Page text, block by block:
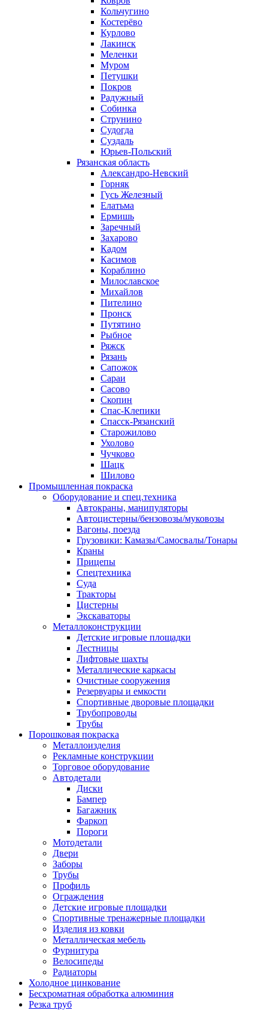
Кольчугино
Костерёво
Курлово
Лакинск
Меленки
Муром
Петушки
Покров
Радужный
Собинка
Струнино
Судогда
Суздаль
Юрьев-Польский
Рязанская область
Александро-Невский
Горняк
Гусь Железный
Елатьма
Ермишь
Заречный
Захарово
Кадом
Касимов
Кораблино
Милославское
Михайлов
Пителино
Пронск
Путятино
Рыбное
Ряжск
Рязань
Сапожок
Сараи
Сасово
Скопин
Спас-Клепики
Спасск-Рязанский
Старожилово
Ухолово
Чучково
Шацк
Шилово
Промышленная покраска
Оборудование и спец.техника
Автокраны, манипуляторы
Автоцистерны/бензовозы/муковозы
Вагоны, поезда
Грузовики: Камазы/Самосвалы/Тонары
Краны
Прицепы
Спецтехника
Суда
Тракторы
Цистерны
Экскаваторы
Металлоконструкции
Детские игровые площадки
Лестницы
Лифтовые шахты
Металлические каркасы
Очистные сооружения
Резервуары и емкости
Спортивные дворовые площадки
Трубопроводы
Трубы
Порошковая покраска
Металлоизделия
Рекламные конструкции
Торговое оборудование
Автодетали
Диски
Бампер
Багажник
Фаркоп
Пороги
Мотодетали
Двери
Заборы
Трубы
Профиль
Ограждения
Детские игровые площадки
Спортивные тренажерные площадки
Изделия из ковки
Металлическая мебель
Фурнитура
Велосипеды
Радиаторы
Холодное цинкование
Бесхроматная обработка алюминия
Резка труб